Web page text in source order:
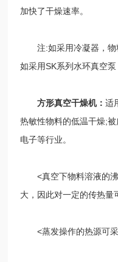
加快了干燥速率。
注:如采用冷凝器，物
如采用SK系列水环真空
方形真空干燥机：适
热敏性物料的低温干燥;
电子等行业。
<真空下物料溶液的沸
大，因此对一定的传热量
<蒸发操作的热源可采